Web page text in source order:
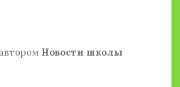
Новости школы